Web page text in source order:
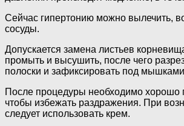
Сейчас гипертонию можно вылечить,
сосуды.
Допускается замена листьев
промыть и высушить, после чего
полоски и зафиксировать под
После процедуры необходимо хорошо
чтобы избежать раздражения. При
следует использовать крем.